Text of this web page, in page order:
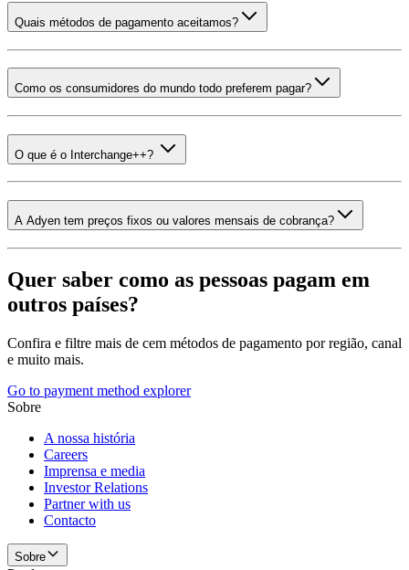
Quais métodos de pagamento aceitamos?
Como os consumidores do mundo todo preferem pagar?
O que é o Interchange++?
A Adyen tem preços fixos ou valores mensais de cobrança?
Quer saber como as pessoas pagam em
outros países?
Confira e filtre mais de cem métodos de pagamento por região, canal
e muito mais.
Go to payment method explorer
Sobre
A nossa história
Careers
Imprensa e media
Investor Relations
Partner with us
Contacto
Sobre